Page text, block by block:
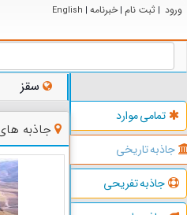
ورود | ثبت نام | خبرنامه |
English
تمامی موارد
جاذبه تاریخی
جاذبه تفریحی
سقز
جاذبه